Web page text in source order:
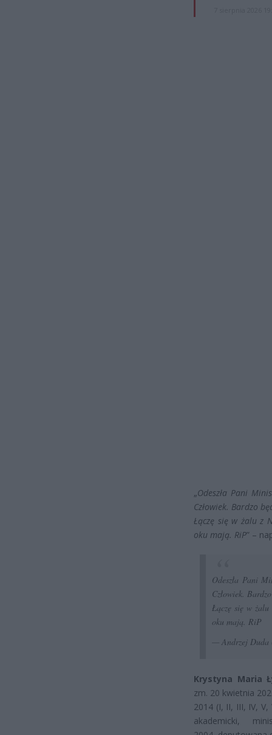
„Odeszła Pani
Człowiek. Bardzo
Łączę się w żalu z
oku mają. RiP” –
Odeszła Pani
Człowiek.
Łączę się w
oku mają. RiP
— Andrzej Duda
Krystyna Maria
zm. 20 kwietnia
2014 (I, II, III, IV,
akademicki,